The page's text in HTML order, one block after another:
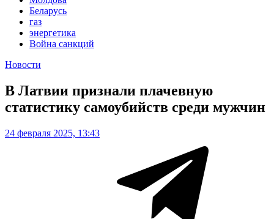
Беларусь
газ
энергетика
Война санкций
Новости
В Латвии признали плачевную
статистику самоубийств среди мужчин
24 февраля 2025, 13:43